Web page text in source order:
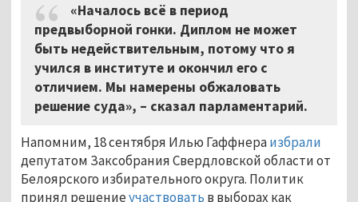
«Началось всё в период
предвыборной гонки. Диплом не может
быть недействительным, потому что я
учился в институте и окончил его с
отличием. Мы намерены обжаловать
решение суда», – сказал парламентарий.
Напомним, 18 сентября Илью Гаффнераизбрали
депутатом Заксобрания Свердловской области от
Белоярского избирательного округа. Политик
принял решениеучаствовать в выборах как